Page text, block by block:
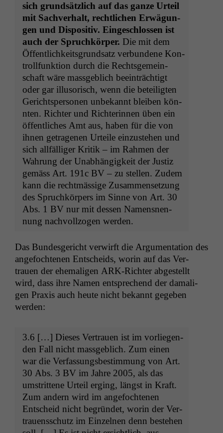
sich grund­sät­zlich auf das ganze Urteil
mit Sachver­halt, rechtlichen Erwä­gun­
gen und Dis­pos­i­tiv. Eingeschlossen ist
auch der Spruchkör­p­er. Die mit dem
Öffentlichkeits­grund­satz ver­bun­dene Kon­
troll­funk­tion durch die Rechts­ge­mein­
schaft wäre mass­ge­blich beein­trächtigt
oder gar illu­sorisch, wenn die beteiligten
Gerichtsper­so­n­en unbekan­nt bleiben kön­
nten. Richter und Rich­terin­nen üben ein
öffentlich­es Amt aus, haben für die von
ihnen getra­ge­nen Urteile einzuste­hen und
sich allfäl­liger Kri­tik – im Rah­men der
Wahrung der Unab­hängigkeit der Jus­tiz
gemäss Art. 191c BV – zu stellen. Zudem
kann die recht­mäs­sige Zusam­menset­zung
des Spruchkör­pers im Sinne von Art. 30
Abs. 1 BV nur mit dessen Namen­snen­
nung nachvol­l­zo­gen werden.
Das Bun­des­gericht ver­wirft die Argu­men­ta­tion des
ange­focht­e­nen Entschei­ds, worin auf das Ver­
trauen der ehe­ma­li­gen ARK-Richter abgestellt
wird, dass ihre Namen entsprechend der dama­li­
gen Prax­is auch heute nicht bekan­nt gegeben
werden:
3.6 […] Dieses Ver­trauen ist im vor­liegen­
den Fall nicht mass­ge­blich. Zum einen
war die Ver­fas­sungs­bes­tim­mung von Art.
30 Abs. 3 BV im Jahre 2005, als das
umstrit­tene Urteil erg­ing, längst in Kraft.
Zum andern wird im ange­focht­e­nen
Entscheid nicht begrün­det, worin der Ver­
trauenss­chutz im Einzel­nen denn beste­hen